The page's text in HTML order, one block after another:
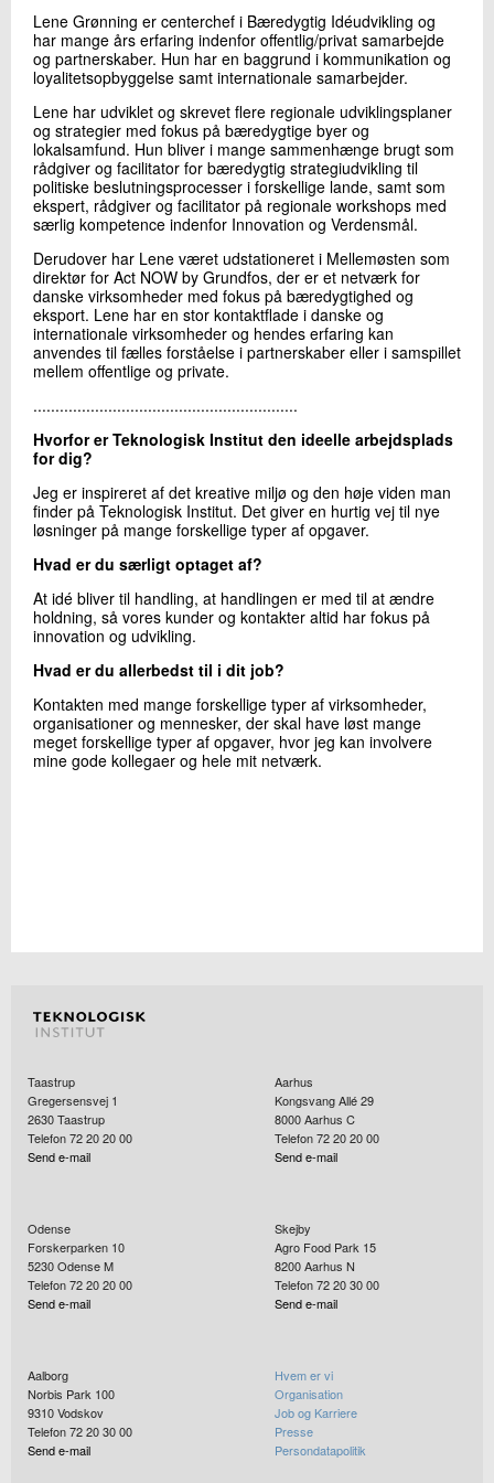
+45 72 20 13 38
Send e-mail
Skriv til mig
Send
Lene Grønning er centerchef i Bæredygtig Idéudvikling og
har mange års erfaring indenfor offentlig/privat samarbejde
og partnerskaber. Hun har en baggrund i kommunikation og
loyalitetsopbyggelse samt internationale samarbejder.
Lene har udviklet og skrevet flere regionale udviklingsplaner
og strategier med fokus på bæredygtige byer og
lokalsamfund. Hun bliver i mange sammenhænge brugt som
rådgiver og facilitator for bæredygtig strategiudvikling til
politiske beslutningsprocesser i forskellige lande, samt som
ekspert, rådgiver og facilitator på regionale workshops med
særlig kompetence indenfor Innovation og Verdensmål.
Derudover har Lene været udstationeret i Mellemøsten som
direktør for Act NOW by Grundfos, der er et netværk for
danske virksomheder med fokus på bæredygtighed og
eksport. Lene har en stor kontaktflade i danske og
internationale virksomheder og hendes erfaring kan
anvendes til fælles forståelse i partnerskaber eller i samspillet
mellem offentlige og private.
............................................................
Hvorfor er Teknologisk Institut den ideelle arbejdsplads
for dig?
Jeg er inspireret af det kreative miljø og den høje viden man
finder på Teknologisk Institut. Det giver en hurtig vej til nye
løsninger på mange forskellige typer af opgaver.
Hvad er du særligt optaget af?
At idé bliver til handling, at handlingen er med til at ændre
holdning, så vores kunder og kontakter altid har fokus på
innovation og udvikling.
Hvad er du allerbedst til i dit job?
Kontakten med mange forskellige typer af virksomheder,
organisationer og mennesker, der skal have løst mange
meget forskellige typer af opgaver, hvor jeg kan involvere
mine gode kollegaer og hele mit netværk.
Taastrup
Gregersensvej 1
2630Taastrup
Telefon 72 20 20 00
Send e-mail
Aarhus
Kongsvang Allé 29
8000Aarhus C
Telefon 72 20 20 00
Send e-mail
Odense
Forskerparken 10
5230Odense M
Telefon 72 20 20 00
Send e-mail
Skejby
Agro Food Park 15
8200Aarhus N
Telefon 72 20 30 00
Send e-mail
Aalborg
Norbis Park 100
9310Vodskov
Telefon 72 20 30 00
Send e-mail
Hvem er vi
Organisation
Job og Karriere
Presse
Persondatapolitik